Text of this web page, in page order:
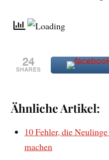
24
SHARES
Ähnliche Artikel:
10 Fehler, die
machen